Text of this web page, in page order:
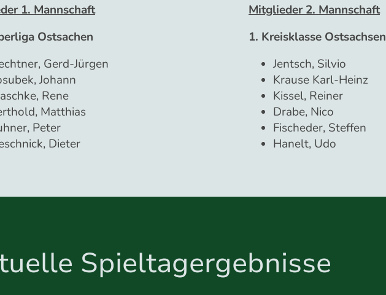
1. Mannschaft
Ostsachen
Gerd-Jürgen
Johann
Rene
Matthias
Peter
Dieter
Mitglieder 2. Mannschaft
1. Kreisklasse Ostsachsen
Jentsch, Silvio
Krause Karl-Heinz
Kissel, Reiner
Drabe, Nico
Fischeder, Steffen
Hanelt, Udo
Spieltagergebnisse